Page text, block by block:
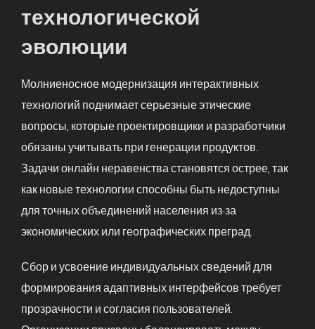
технологической
эволюции
Молниеносное модернизация интерактивных
технологий поднимает серьезные этические
вопросы, которые проектировщики и разработчики
обязаны учитывать при генерации продуктов.
Задачи онлайн неравенства становятся острее, так
как новые технологии способны быть недоступны
для точных объединений населения из-за
экономических или географических преград.
Сбор и усвоение индивидуальных сведений для
формирования адаптивных интерфейсов требует
прозрачности и согласия пользователей.